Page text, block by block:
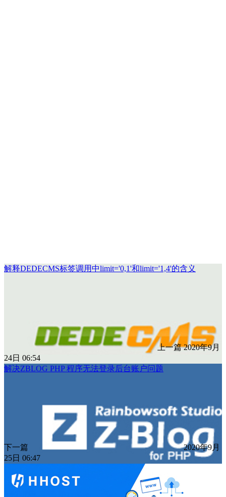
解释DEDECMS标签调用中limit='0,1'和limit='1,4'的含义
上一篇 2020年9月
24日 06:54
解决ZBLOG PHP 程序无法登录后台账户问题
下一篇
2020年9月
25日 06:47